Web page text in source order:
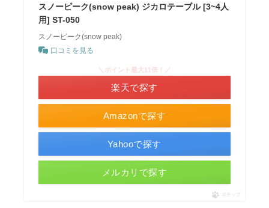
スノーピーク(snow peak) ジカロテーブル [3~4人
用] ST-050
スノーピーク(snow peak)
口コミを見る
Amazonで探す
＼ポイント最大11倍！／
楽天で探す
Yahooで探す
メルカリで探す
ポチップ